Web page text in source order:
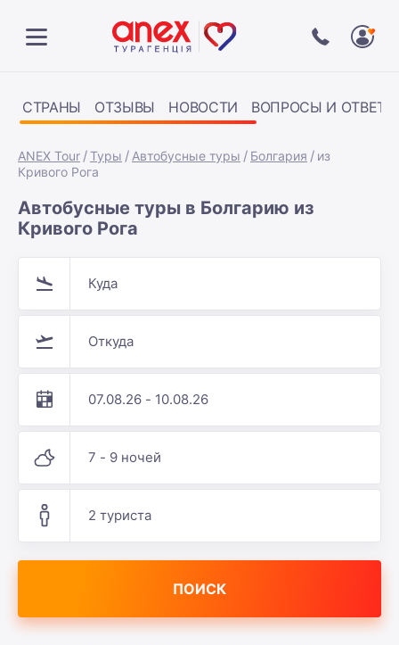
СТРАНЫ ОТЗЫВЫ НОВОСТИ ВОПРОСЫ И ОТВЕТЫ
ANEX Tour Туры Автобусные туры Болгария
из
Кривого Рога
Автобусные туры в Болгарию из
Кривого Рога
Куда
Откуда
07.08.26 - 10.08.26
7 - 9 ночей
2 туриста
ПОИСК